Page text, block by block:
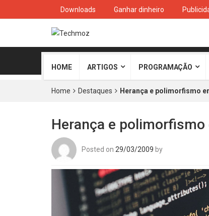
Downloads Ganhar dinheiro
HOME ARTIGOS PROGRAMAÇÃO
Home Destaques Herança e polimorfismo
Herança e polimorfismo
Posted on 29/03/2009 by